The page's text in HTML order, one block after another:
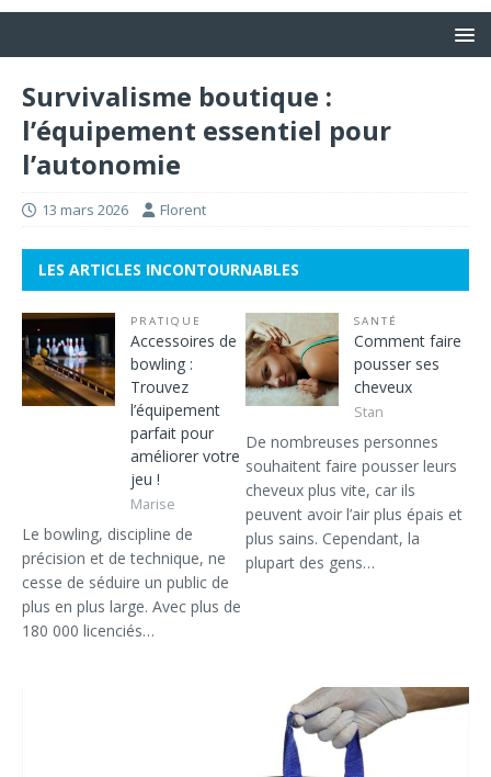
Survivalisme boutique :
l’équipement essentiel pour
l’autonomie
13 mars 2026 Florent
LES ARTICLES INCONTOURNABLES
PRATIQUE
Accessoires de
bowling :
Trouvez
l’équipement
parfait pour
améliorer votre
jeu !
Marise
Le bowling, discipline de
précision et de technique, ne
cesse de séduire un public de
plus en plus large. Avec plus de
180 000 licenciés…
SANTÉ
Comment faire
pousser ses
cheveux
Stan
De nombreuses personnes
souhaitent faire pousser leurs
cheveux plus vite, car ils
peuvent avoir l’air plus épais et
plus sains. Cependant, la
plupart des gens…